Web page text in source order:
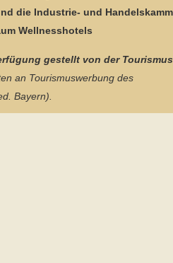
die Industrie- und
Wellnesshotels
gestellt von der
an Tourismuswerbung des
Bayern).